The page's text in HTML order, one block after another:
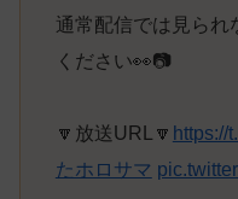
通常配信では見られ
ください👀📷
🔽放送URL🔽 https://
たホロサマ